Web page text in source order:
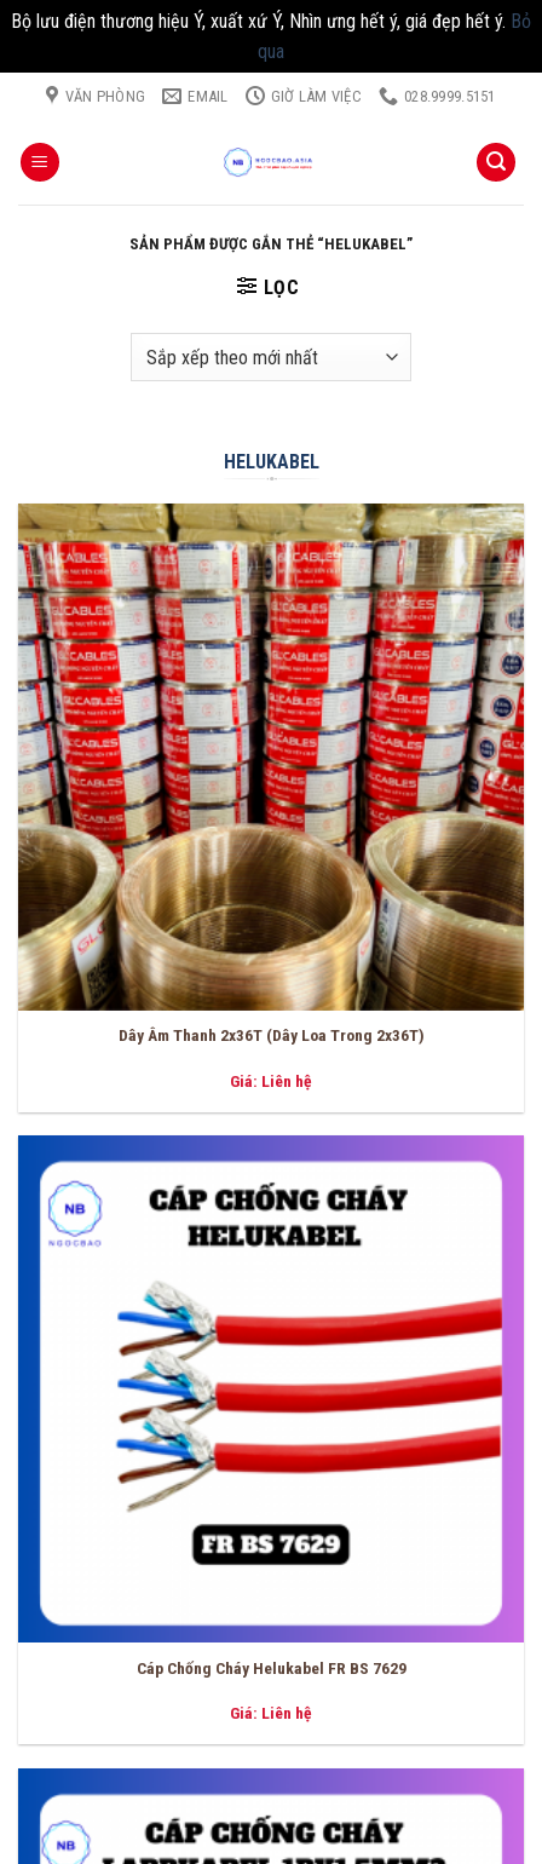
Bộ lưu điện thương hiệu Ý, xuất xứ Ý, Nhìn ưng hết ý, giá đẹp hết ý. Bỏ
qua
Chuyển
dung
VĂN PHÒNG EMAIL GIỜ LÀM VIỆC 028.9999.5151
SẢN PHẨM ĐƯỢC GẮN THẺ “HELUKABEL”
LỌC
HELUKABEL
Dây Âm Thanh 2x36T (Dây Loa Trong 2x36T)
Giá: Liên hệ
Cáp Chống Cháy Helukabel FR BS 7629
Giá: Liên hệ